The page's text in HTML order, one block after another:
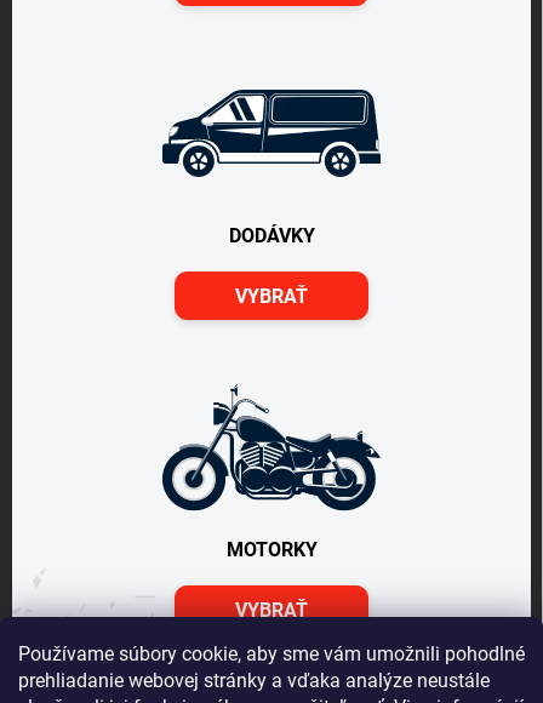
Používame súbory cookie, aby sme vám umožnili pohodlné
prehliadanie webovej stránky a vďaka analýze neustále
DODÁVKY
VYBRAŤ
MOTORKY
VYBRAŤ